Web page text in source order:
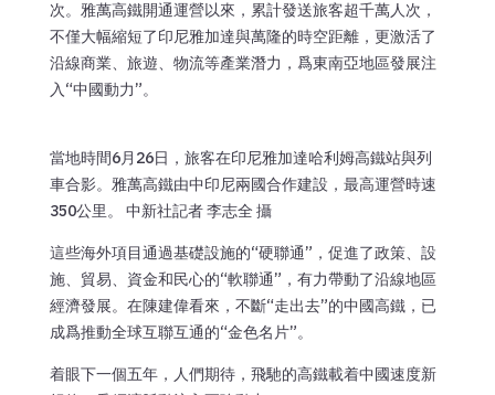
次。雅萬高鐵開通運營以來，累計發送旅客超千萬人次，
不僅大幅縮短了印尼雅加達與萬隆的時空距離，更激活了
沿線商業、旅遊、物流等產業潛力，爲東南亞地區發展注
入“中國動力”。
當地時間6月26日，旅客在印尼雅加達哈利姆高鐵站與列
車合影。雅萬高鐵由中印尼兩國合作建設，最高運營時速
350公里。 中新社記者 李志全 攝
這些海外項目通過基礎設施的“硬聯通”，促進了政策、設
施、貿易、資金和民心的“軟聯通”，有力帶動了沿線地區
經濟發展。在陳建偉看來，不斷“走出去”的中國高鐵，已
成爲推動全球互聯互通的“金色名片”。
着眼下一個五年，人們期待，飛馳的高鐵載着中國速度新